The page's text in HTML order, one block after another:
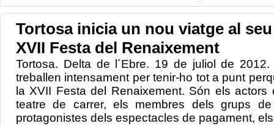
Tortosa inicia un nou viatge al
XVII Festa del Renaixement
Tortosa. Delta de l´Ebre. 19 de juliol de
treballen intensament per tenir-ho tot a punt
la XVII Festa del Renaixement. Són els
teatre de carrer, els membres dels grups
protagonistes dels espectacles de pagament,